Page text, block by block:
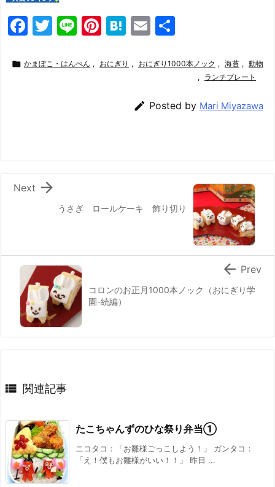
F
c
k
T
itt
Li
e
Pi
er
H
e
a
E
ai
 かまぼこ・はんぺん , おにぎり , おにぎり1000本ノック , 海苔 , 動物
,
ランチプレート
 Posted by Mari Miyazawa
うさぎ ロールケーキ 飾り切り

Next
コロンのお正月1000本ノック（おにぎり学
園-続編）
 Prev
 関連記事
たこちゃんずのひな祭り弁当①
ニコタコ：「お雛様ごっこしよう！」 ガンタコ：
「え！僕もお雛様がいい！！」 昨日 ...